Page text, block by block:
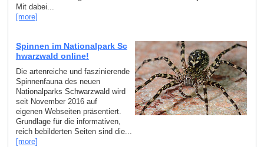
Mit dabei...
[more]
Spinnen im Nationalpark Sc
hwarzwald online!
Die artenreiche und faszinierende
Spinnenfauna des neuen
Nationalparks Schwarzwald wird
seit November 2016 auf
eigenen Webseiten präsentiert.
Grundlage für die informativen,
reich bebilderten Seiten sind die...
[more]